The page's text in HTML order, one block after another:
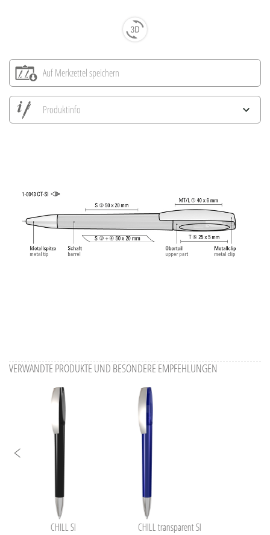
Auf Merkzettel speichern
Produktinfo
VERWANDTE PRODUKTE UND BESONDERE EMPFEHLUNGEN
CHILL SI CHILL transparent SI